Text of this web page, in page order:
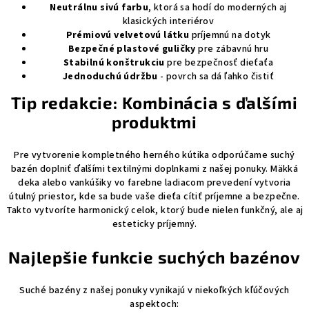
Neutrálnu sivú farbu, ktorá sa hodí do moderných aj
klasických interiérov
Prémiovú velvetovú látku príjemnú na dotyk
Bezpečné plastové guličky pre zábavnú hru
Stabilnú konštrukciu pre bezpečnosť dieťaťa
Jednoduchú údržbu - povrch sa dá ľahko čistiť
Tip redakcie: Kombinácia s ďalšími
produktmi
Pre vytvorenie kompletného herného kútika odporúčame suchý
bazén doplniť ďalšími textilnými doplnkami z našej ponuky. Mäkká
deka alebo vankúšiky vo farebne ladiacom prevedení vytvoria
útulný priestor, kde sa bude vaše dieťa cítiť príjemne a bezpečne.
Takto vytvoríte harmonický celok, ktorý bude nielen funkčný, ale aj
esteticky príjemný.
Najlepšie funkcie suchých bazénov
Suché bazény z našej ponuky vynikajú v niekoľkých kľúčových
aspektoch: